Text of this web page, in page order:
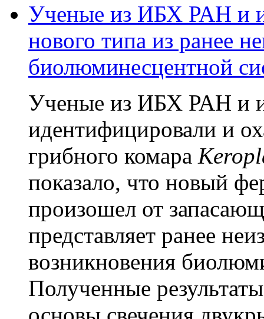
Ученые из ИБХ РАН и
нового типа из ранее
биолюминесцентной
Ученые из ИБХ РАН и
идентифицировали и
грибного комара
показало, что новый
произошел от
представляет ранее
возникновения
Полученные